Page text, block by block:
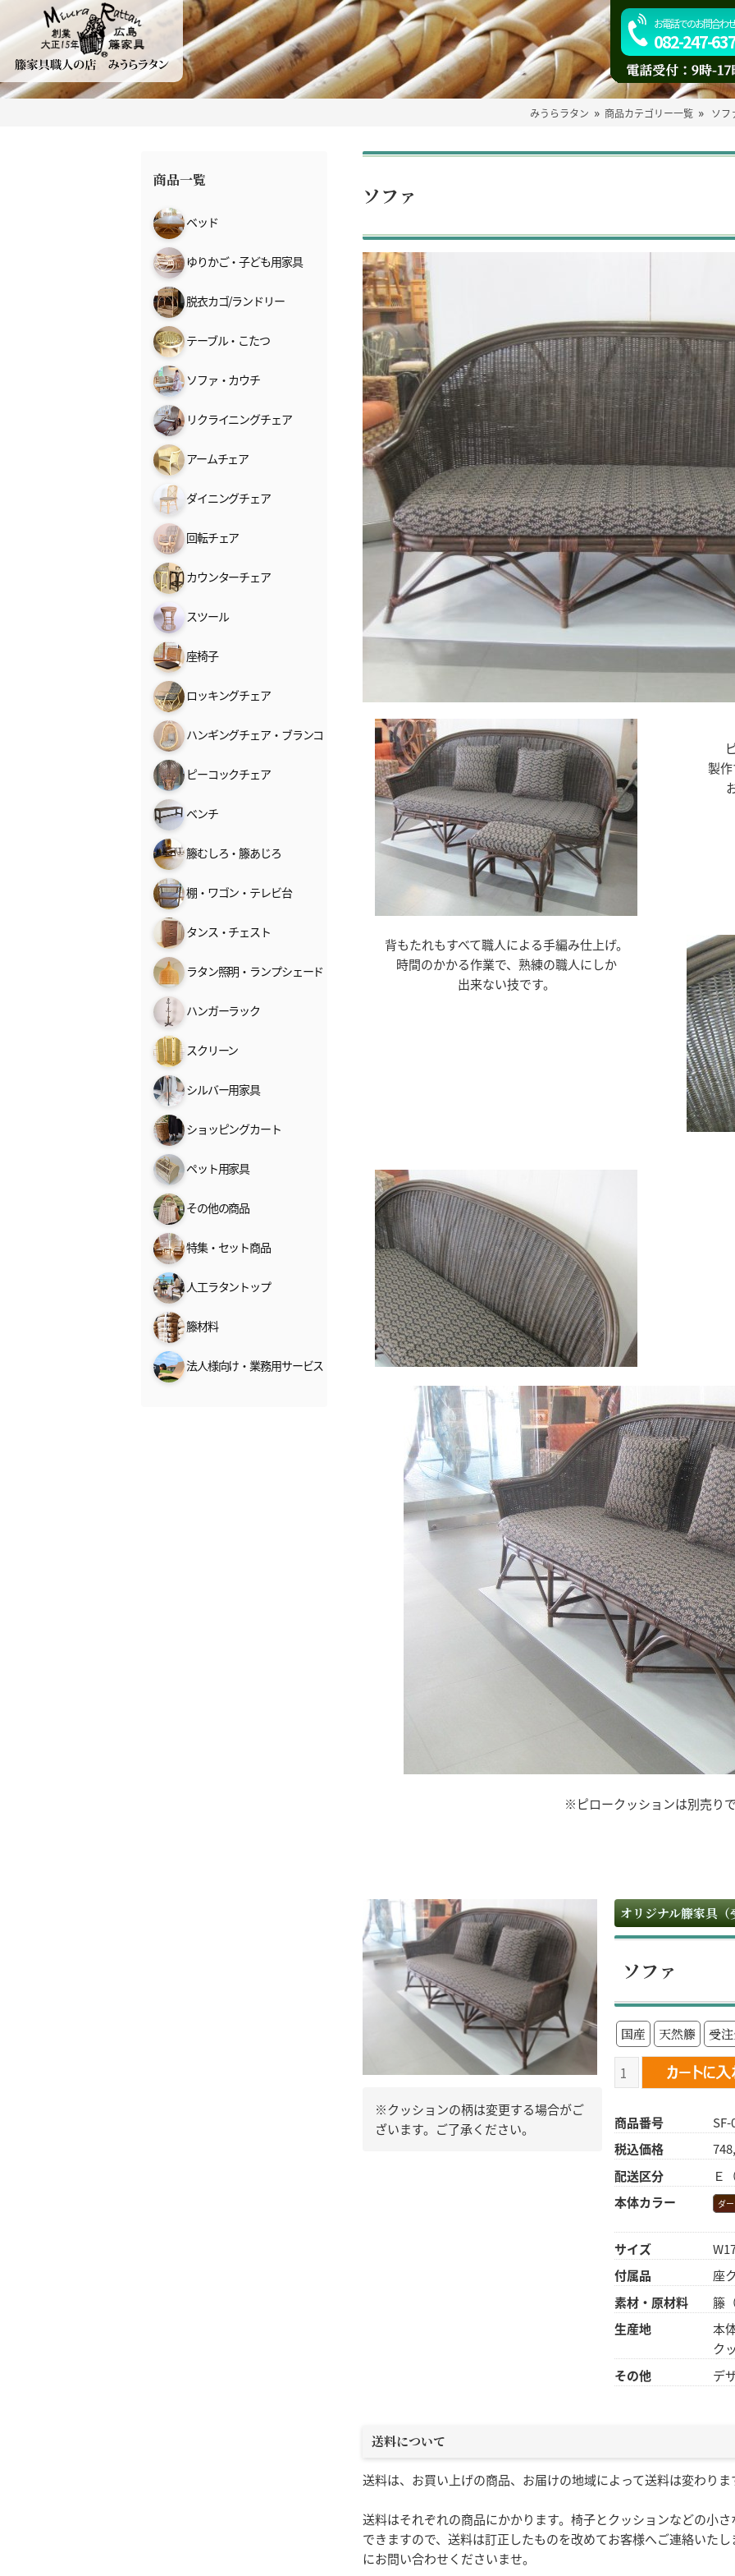
お電話でのお問合わせ
082-247-
みうらラタン » 商品カテゴリー一覧 » ソフ
商品一覧
ベッド
ゆりかご・子ども用家具
脱衣カゴ/ランドリー
テーブル・こたつ
ソファ・カウチ
リクライニングチェア
アームチェア
ダイニングチェア
回転チェア
カウンターチェア
スツール
座椅子
ロッキングチェア
ハンギングチェア・ブランコ
ピーコックチェア
ベンチ
籐むしろ・籐あじろ
棚・ワゴン・テレビ台
タンス・チェスト
ラタン照明・ランプシェード
ハンガーラック
スクリーン
シルバー用家具
ショッピングカート
ペット用家具
その他の商品
特集・セット商品
人工ラタントップ
籐材料
法人様向け・業務用サービス
ソファ
製
背もたれもすべて職人による手編み仕上げ。
時間のかかる作業で、熟練の職人にしか
出来ない技です。
※ピロークッションは別売り
※クッションの柄は変更する場合がご
ざいます。ご了承ください。
オリジナル籐家具（
ソファ
国産 天然籐 受
商品番号
SF-
税込価格
配送区分
Ｅ
本体カラー
ダ
サイズ
付属品
座
素材・原材料
籐
生産地
本
ク
その他
デ
送料について
送料は、お買い上げの商品、お届けの地域によって送料は変わりま
送料はそれぞれの商品にかかります。椅子とクッションなどの小
できますので、送料は訂正したものを改めてお客様へご連絡いた
にお問い合わせくださいませ。